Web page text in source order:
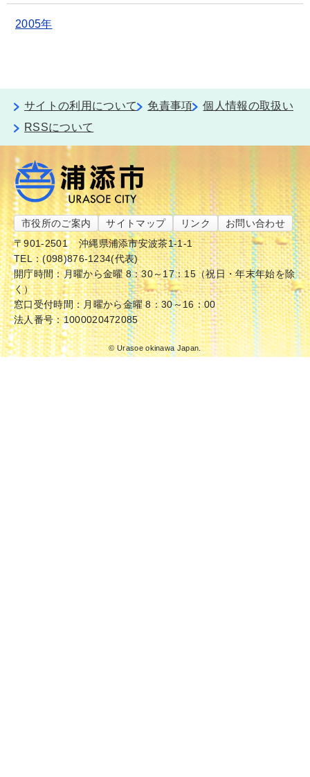
2005年
サイトの利用について 免責事項
個人情報の取扱い
RSSについて
市役所のご案内 サイトマップ リンク
お問い合わせ
〒901-2501
沖縄県浦添市安波茶1-1-1
TEL：(098)876-1234(代表)
開庁時間：月曜から金曜 8：30～17：15（祝日・年末年始を除
く）
窓口受付時間：月曜から金曜 8：30～16：00
法人番号：1000020472085
© Urasoe okinawa Japan.